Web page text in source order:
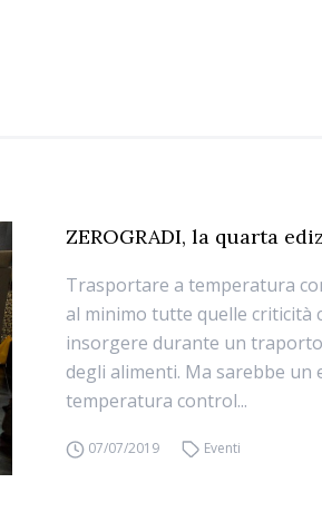
ZEROGRADI, la quarta
Trasportare a temperatura
al minimo tutte quelle criticità
insorgere durante un traporto
degli alimenti. Ma sarebbe
temperatura control...
07/07/2019 Eventi